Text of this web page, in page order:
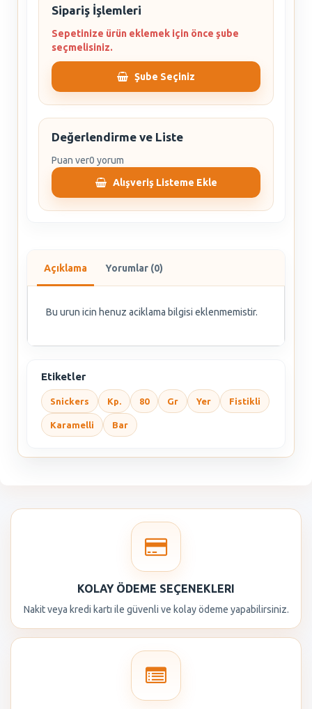
Sipariş İşlemleri
Sepetinize ürün eklemek için önce şube
seçmelisiniz.
Şube Seçiniz
Değerlendirme ve Liste
Puan ver0 yorum
Alışveriş Listeme Ekle
Açıklama Yorumlar (0)
Bu urun icin henuz aciklama bilgisi eklenmemistir.
Etiketler
Snickers Kp. 80 Gr Yer Fistikli
Karamelli Bar
KOLAY ÖDEME SEÇENEKLERI
Nakit veya kredi kartı ile güvenli ve kolay ödeme yapabilirsiniz.